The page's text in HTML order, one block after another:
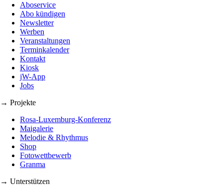
Aboservice
Abo kündigen
Newsletter
Werben
Veranstaltungen
Terminkalender
Kontakt
Kiosk
jW-App
Jobs
→ Projekte
Rosa-Luxemburg-Konferenz
Maigalerie
Melodie & Rhythmus
Shop
Fotowettbewerb
Granma
→ Unterstützen